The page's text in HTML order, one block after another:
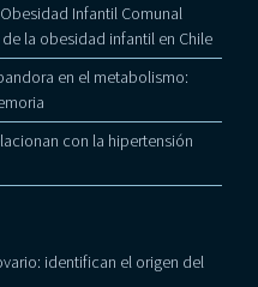
Infantil Comunal
la obesidad infantil en Chile
en el metabolismo:
con la hipertensión
identifican el origen del